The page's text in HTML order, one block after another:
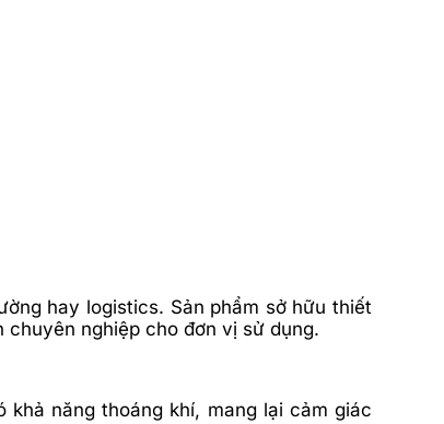
hay logistics. Sản phẩm sở hữu thiết
nghiệp cho đơn vị sử dụng.
năng thoáng khí, mang lại cảm giác